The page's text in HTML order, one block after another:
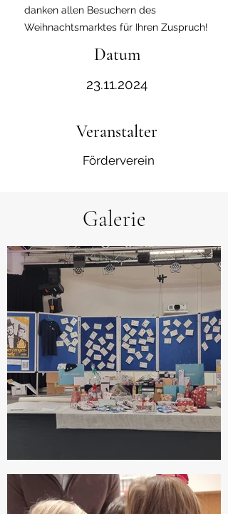
danken allen Besuchern des
Weihnachtsmarktes für Ihren Zuspruch!
Datum
23.11.2024
Veranstalter
Förderverein
Galerie